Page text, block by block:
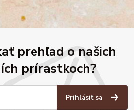
prehľad o našich
prírastkoch?
Prihlásiť sa